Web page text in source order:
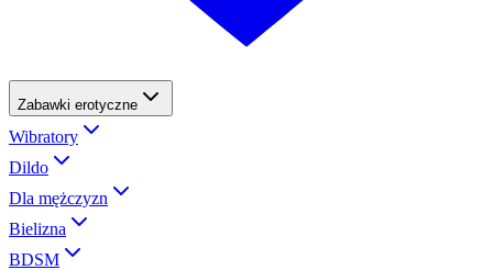
Zabawki erotyczne
Wibratory
Dildo
Dla mężczyzn
Bielizna
BDSM